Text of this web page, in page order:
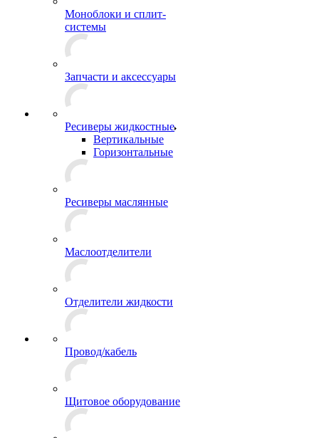
Моноблоки и сплит-
системы
Запчасти и аксессуары
Ресиверы жидкостные
Вертикальные
Горизонтальные
Ресиверы маслянные
Маслоотделители
Отделители жидкости
Провод/кабель
Щитовое оборудование